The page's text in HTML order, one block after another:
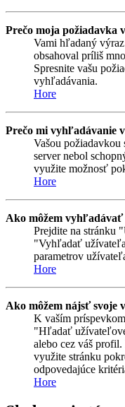
Prečo moja požiadavka
Vami hľadaný
obsahoval príliš
Spresnite vašu
vyhľadávania.
Hore
Prečo mi vyhľadávanie
Vašou
server nebol
využite možnosť
Hore
Ako môžem vyhľadávať
Prejdite na stránku
"Vyhľadať
parametrov
Hore
Ako môžem nájsť svoje
K vaším
"Hľadať
alebo cez váš
využite stránku
odpovedajúce
Hore